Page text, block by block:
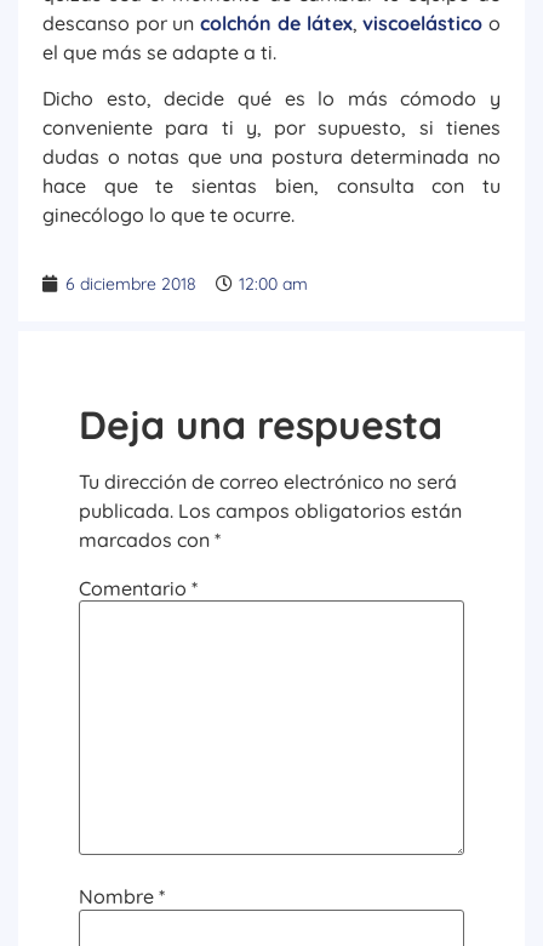
descanso por uncolchón de látex,viscoelástico o
el que más se adapte a ti.
Dicho esto, decide qué es lo más cómodo y
conveniente para ti y, por supuesto, si tienes
dudas o notas que una postura determinada no
hace que te sientas bien, consulta con tu
ginecólogo lo que te ocurre.
6 diciembre 2018 12:00 am
Deja una respuesta
Tu dirección de correo electrónico no será
publicada. Los campos obligatorios están
marcados con *
Comentario *
Nombre *